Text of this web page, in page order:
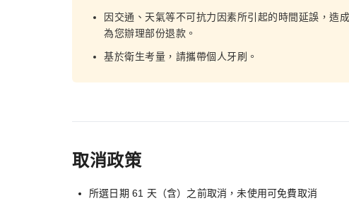
因交通、天氣等不可抗力因素所引起的時間延誤，造
為您辦理部份退款。
基於衛生考量，請攜帶個人牙刷。
取消政策
所選日期 61 天（含）之前取消，未使用可免費取消